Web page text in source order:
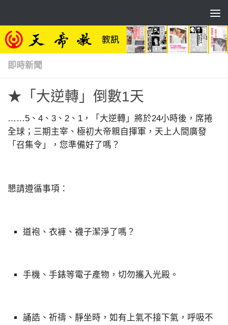
即時新聞
★「大逆轉」倒數1天
……5、4、3、2、1，「大逆轉」將於24小時後，席捲
全球；三期主宰、極初大帝親自揮軍，天上人間廣發
「召集令」，您準備好了嗎？
懇請遵循事項：
道袍、衣褲、襪子潔淨了嗎？
手機、手錶等電子產物，切勿攜入光殿。
誦誥、祈禱、靜坐時，如有上氣不接下氣，呼吸不